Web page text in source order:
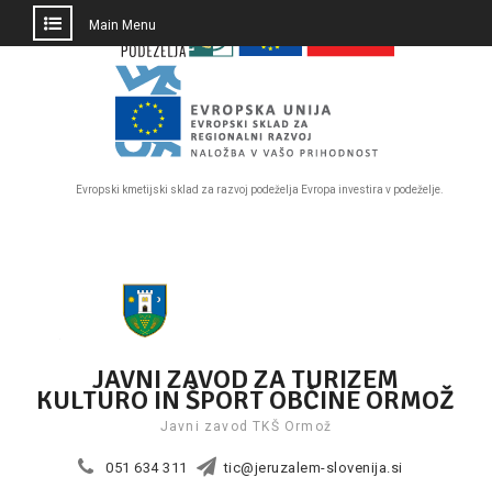
PRESKOČI
Evropski kmetijski sklad za razvoj podeželja Evropa investira v podeželje.
Main Menu
JAVNI ZAVOD ZA TURIZEM
KULTURO IN ŠPORT OBČINE ORMOŽ
Javni zavod TKŠ Ormož
051 634 311
tic@jeruzalem-slovenija.si